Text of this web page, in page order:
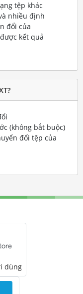
tệp khác
và nhiều định
đổi của
kết quả
(không bắt buộc)
đổi tệp của
dùng